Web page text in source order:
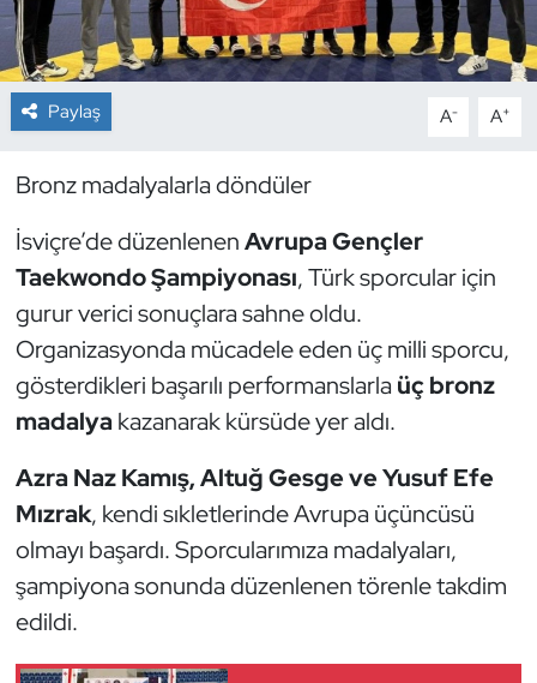
Paylaş A- A+
Bronz madalyalarla döndüler
İsviçre’de düzenlenenAvrupa Gençler
Taekwondo Şampiyonası, Türk sporcular için
gurur verici sonuçlara sahne oldu.
Organizasyonda mücadele eden üç milli sporcu,
gösterdikleri başarılı performanslarla üç bronz
madalyakazanarak kürsüde yer aldı.
Azra Naz Kamış, Altuğ Gesge ve Yusuf Efe
Mızrak, kendi sıkletlerinde Avrupa üçüncüsü
olmayı başardı. Sporcularımıza madalyaları,
şampiyona sonunda düzenlenen törenle takdim
edildi.
Curling
Dağcılık
E-Spor
Eskrim
Futbol
Genel
Golf